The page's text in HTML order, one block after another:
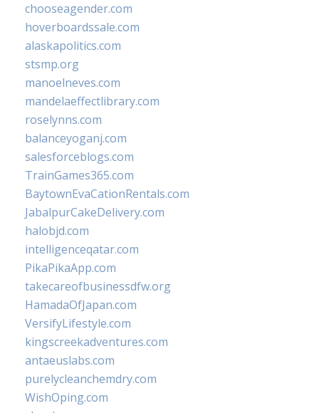
chooseagender.com
hoverboardssale.com
alaskapolitics.com
stsmp.org
manoelneves.com
mandelaeffectlibrary.com
roselynns.com
balanceyoganj.com
salesforceblogs.com
TrainGames365.com
BaytownEvaCationRentals.com
JabalpurCakeDelivery.com
halobjd.com
intelligenceqatar.com
PikaPikaApp.com
takecareofbusinessdfw.org
HamadaOfJapan.com
VersifyLifestyle.com
kingscreekadventures.com
antaeuslabs.com
purelycleanchemdry.com
WishOping.com